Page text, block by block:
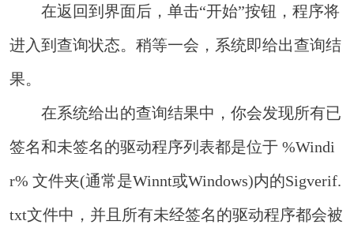
在返回到界面后，单击“开始”按钮，程序将
进入到查询状态。稍等一会，系统即给出查询结
果。
在系统给出的查询结果中，你会发现所有已
签名和未签名的驱动程序列表都是位于 %Windi
r% 文件夹(通常是Winnt或Windows)内的Sigverif.
txt文件中，并且所有未经签名的驱动程序都会被